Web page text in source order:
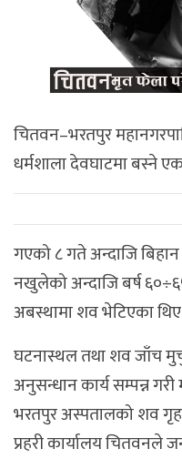
चितवन–भरतपुर
धर्मशाला देवघाटमा बस्ने
गएको ८ गते अन्दाजि
नखुलेको अन्दाजि बर्ष
अबस्थामा शव भेटिएका थिए
घटनास्थल तथा शव जाँच
अनुसन्धान कार्य सम्पन्न
भरतपुर अस्पतालको शव
प्रहरी कार्यालय चितवनले